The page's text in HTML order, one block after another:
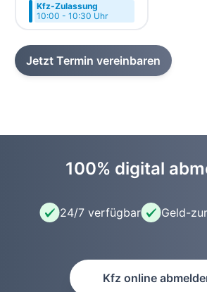
Kfz-Zulassung
10:00 - 10:30 Uhr
Jetzt Termin vereinbaren
100% digital
24/7 verfügbar Geld-
Kfz online